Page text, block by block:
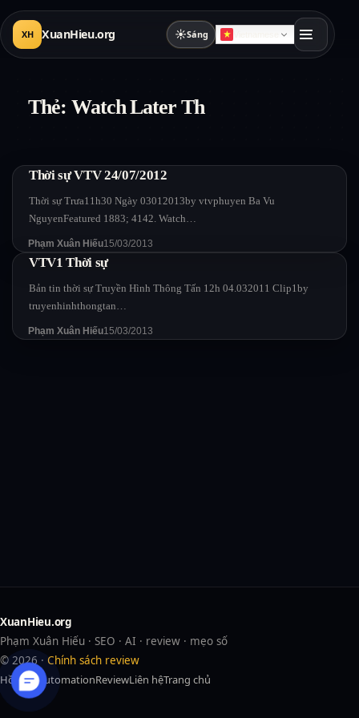
XH XuanHieu.org ☀Sáng
Thẻ: Watch Later Th
Thời sự VTV 24/07/2012
Thời sự Trưa11h30 Ngày 03012013by vtvphuyen Ba Vu
NguyenFeatured 1883; 4142. Watch…
Phạm Xuân Hiếu15/03/2013
VTV1 Thời sự
Bản tin thời sự Truyền Hình Thông Tấn 12h 04.032011 Clip1by
truyenhinhthongtan…
Phạm Xuân Hiếu15/03/2013
XuanHieu.org
Phạm Xuân Hiếu · SEO · AI · review · mẹo số
© 2026 · Chính sách review
Hồ sơAIAutomationReviewLiên hệTrang chủ